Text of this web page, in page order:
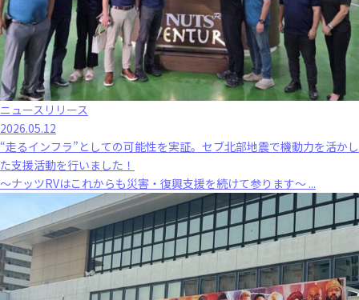
ニュースリリース
2026.05.12
“走るインフラ”としての可能性を実証。セブ北部地震で機動力を活かし
た支援活動を行いました！
～ナッツRVはこれからも災害・復興支援を続けて参ります～ ...